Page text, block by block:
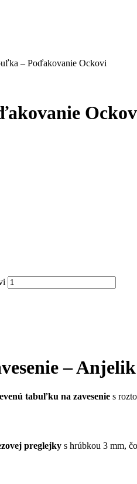
– Poďakovanie Ockovi
– Anjelik
tabuľku na zavesenie s
preglejky s hrúbkou 3 mm,